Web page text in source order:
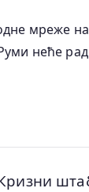
мреже
неће